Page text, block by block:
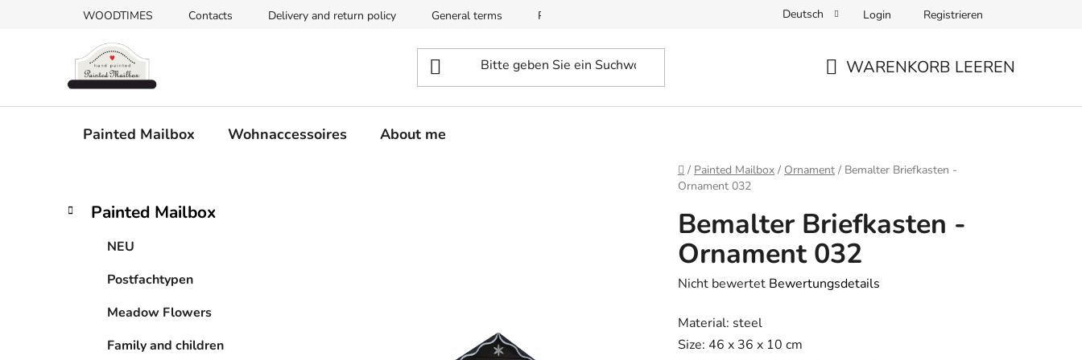
WOODTIMES Contacts Delivery and return policy General terms Privacy and data protection Deutsch Login Registrieren
WARENKORB LEEREN
Painted Mailbox Wohnaccessoires About me
Startseite
/ Painted Mailbox / Ornament / Bemalter Briefkasten -
Ornament 032
SKategorien
überspringen
K
a
Painted Mailbox
NEU
Postfachtypen
Meadow Flowers
Family and children
Bemalter Briefkasten -
Ornament 032
Die
Produktbewertung
ist
Nicht bewertet Bewertungsdetails
Material: steel
Size: 46 x 36 x 10 cm